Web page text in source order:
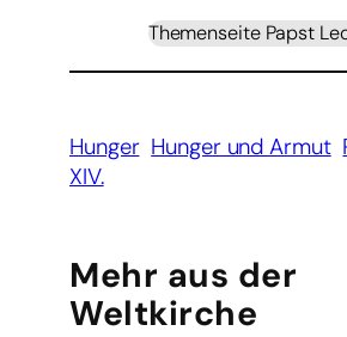
Themenseite Papst
Hunger Hunger und Armut
XIV.
Mehr aus der
Weltkirche